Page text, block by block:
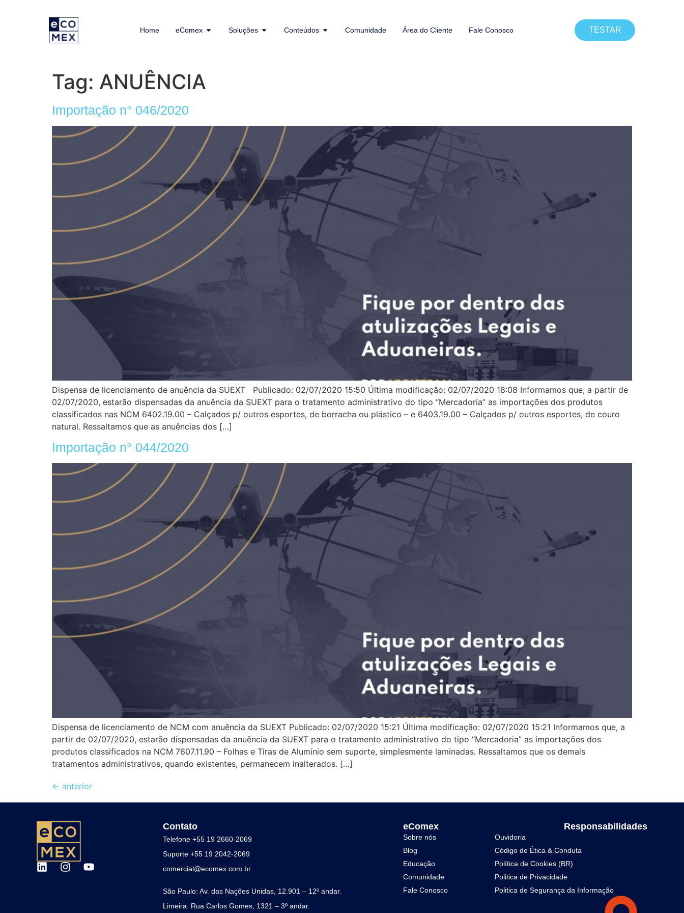
Home eComex Soluções Conteúdos Comunidade Área do Cliente Fale Conosco TESTAR
Tag: ANUÊNCIA
Importação n° 046/2020
Dispensa de licenciamento de anuência da SUEXT Publicado: 02/07/2020 15:50 Última modificação: 02/07/2020 18:08 Informamos que, a partir de
02/07/2020, estarão dispensadas da anuência da SUEXT para o tratamento administrativo do tipo “Mercadoria” as importações dos produtos
classificados nas NCM 6402.19.00 – Calçados p/ outros esportes, de borracha ou plástico – e 6403.19.00 – Calçados p/ outros esportes, de couro
natural. Ressaltamos que as anuências dos […]
Importação n° 044/2020
Dispensa de licenciamento de NCM com anuência da SUEXT Publicado: 02/07/2020 15:21 Última modificação: 02/07/2020 15:21 Informamos que, a
partir de 02/07/2020, estarão dispensadas da anuência da SUEXT para o tratamento administrativo do tipo “Mercadoria” as importações dos
produtos classificados na NCM 7607.11.90 – Folhas e Tiras de Alumínio sem suporte, simplesmente laminadas​. Ressaltamos que os demais
tratamentos administrativos, quando existentes, permanecem inalterados. […]
← anterior
Contato
Telefone +55 19 2660-2069
Suporte +55 19 2042-2069
comercial@ecomex.com.br
São Paulo: Av. das Nações Unidas, 12.901 – 12º andar.
Limeira: Rua Carlos Gomes, 1321 – 3º andar.
eComex
Sobre nós
Blog
Educação
Comunidade
Fale Conosco
Responsabilidades
Ouvidoria
Código de Ética & Conduta
Política de Cookies (BR)
Politica de Privacidade
Politica de Segurança da Informação